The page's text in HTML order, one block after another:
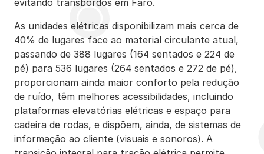
evitando transbordos em Faro.
As unidades elétricas disponibilizam mais cerca de
40% de lugares face ao material circulante atual,
passando de 388 lugares (164 sentados e 224 de
pé) para 536 lugares (264 sentados e 272 de pé),
proporcionam ainda maior conforto pela redução
de ruído, têm melhores acessibilidades, incluindo
plataformas elevatórias elétricas e espaço para
cadeira de rodas, e dispõem, ainda, de sistemas de
informação ao cliente (visuais e sonoros). A